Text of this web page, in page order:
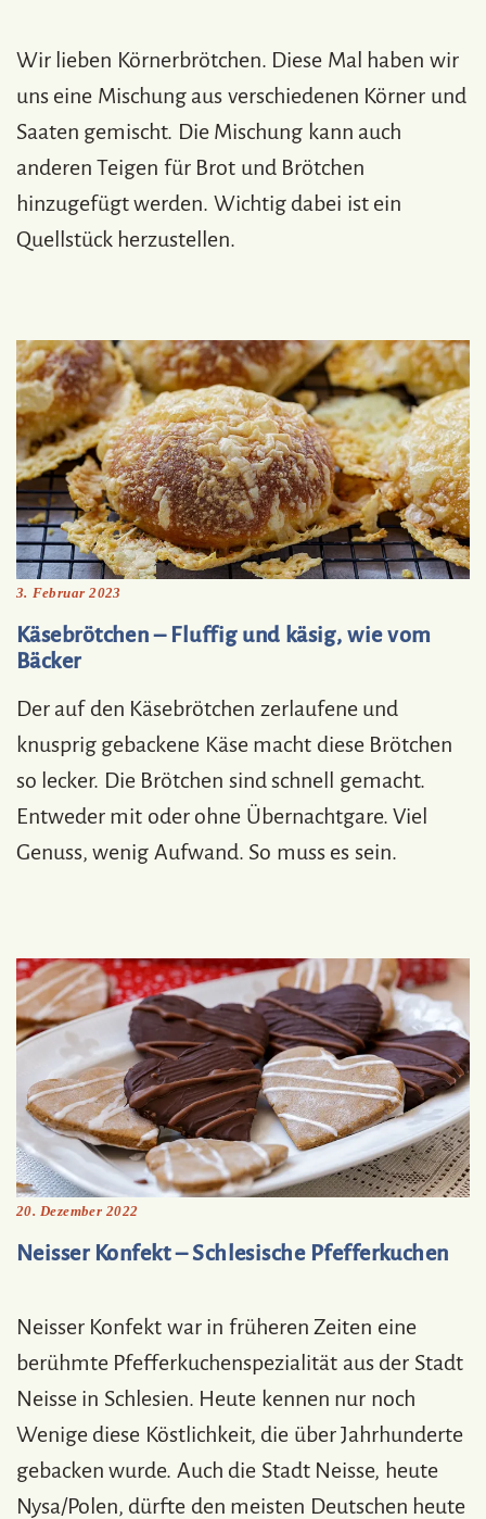
Wir lieben Körnerbrötchen. Diese Mal haben wir
uns eine Mischung aus verschiedenen Körner und
Saaten gemischt. Die Mischung kann auch
anderen Teigen für Brot und Brötchen
hinzugefügt werden. Wichtig dabei ist ein
Quellstück herzustellen.
3. Februar 2023
Käsebrötchen – Fluffig und käsig, wie vom
Bäcker
Der auf den Käsebrötchen zerlaufene und
knusprig gebackene Käse macht diese Brötchen
so lecker. Die Brötchen sind schnell gemacht.
Entweder mit oder ohne Übernachtgare. Viel
Genuss, wenig Aufwand. So muss es sein.
20. Dezember 2022
Neisser Konfekt – Schlesische Pfefferkuchen
Neisser Konfekt war in früheren Zeiten eine
berühmte Pfefferkuchenspezialität aus der Stadt
Neisse in Schlesien. Heute kennen nur noch
Wenige diese Köstlichkeit, die über Jahrhunderte
gebacken wurde. Auch die Stadt Neisse, heute
Nysa/Polen, dürfte den meisten Deutschen heute